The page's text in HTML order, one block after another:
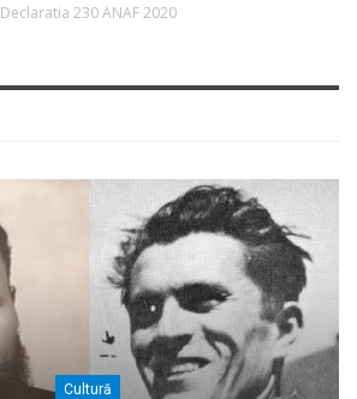
Declaratia 230 ANAF 2020
Cultură